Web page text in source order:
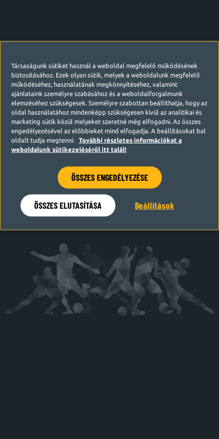
Hamarosan visszatérünk
Társaságunk sütiket használ a weboldal megfelelő működésének
biztosításához. Ezek olyan sütik, melyek a weboldalunk megfelelő
működéséhez, használatának megkönnyítéséhez, valamint
ajánlataink személyre szabásához és a weboldalforgalmunk
elemzéséhez szükségesek. Személyre szabottan beállíthatja, hogy az
oldal használatához mindenképp szükségesen kívül az analitikai és
marketing sütik közül melyeket szeretné még elfogadni. Az összes
engedélyezésével az előbbieket mind elfogadja. A beállításokat bal
oldalt tudja megtenni.
További részletes információkat a
weboldalunk sütikezeléséről itt talál!
ÖSSZES ENGEDÉLYEZÉSE
ÖSSZES ELUTASÍTÁSA Beállítások